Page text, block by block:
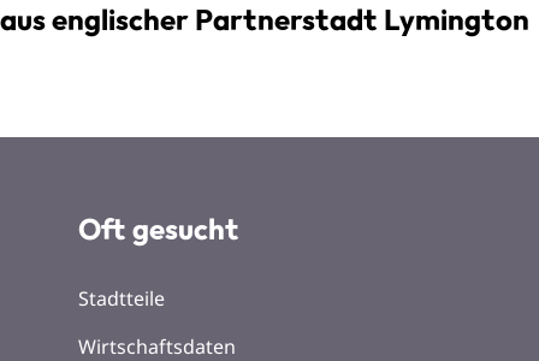
aus englischer Partnerstadt Lymington
Oft gesucht
Stadtteile
Wirtschaftsdaten